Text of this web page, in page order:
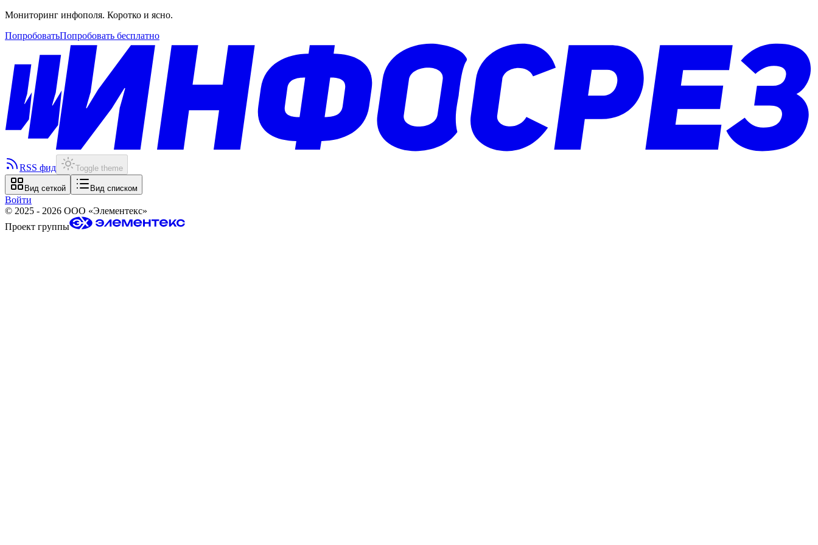
Мониторинг инфополя. Коротко и ясно.
ПопробоватьПопробовать бесплатно
RSS фид Toggle theme
Вид сеткой Вид списком
Войти
© 2025 - 2026 ООО «Элементекс»
Проект группы